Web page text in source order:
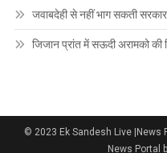
जवाबदेही से नहीं भाग सकती सरकार
जिजान प्रांत में सऊदी अरामको की
© 2023 Ek Sandesh Live |News
News Portal